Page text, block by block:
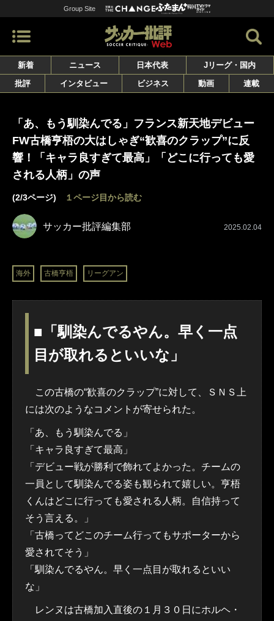
Group Site
新着 ニュース 日本代表
Jリーグ・国内
批評
インタビュー ビジネス 動画 連載
「あ、もう馴染んでる」フランス新天地デビュー
FW古橋亨梧の大はしゃぎ“歓喜のクラップ”に反
響！「キャラ良すぎて最高」「どこに行っても愛
される人柄」の声
(2/3ページ) １ページ目から読む
サッカー批評編集部 2025.02.04
海外 古橋亨梧 リーグアン
■「馴染んでるやん。早く一点
目が取れるといいな」
この古橋の“歓喜のクラップ”に対して、ＳＮＳ上
には次のようなコメントが寄せられた。
「あ、もう馴染んでる」
「キャラ良すぎて最高」
「デビュー戦が勝利で飾れてよかった。チームの
一員として馴染んでる姿も観られて嬉しい。亨梧
くんはどこに行っても愛される人柄。自信持って
そう言える。」
「古橋ってどこのチーム行ってもサポーターから
愛されてそう」
「馴染んでるやん。早く一点目が取れるといい
な」
レンヌは古橋加入直後の１月３０日にホルヘ・